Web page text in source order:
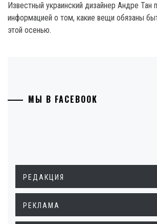
Известный украинский дизайнер Андре Тан
информацией о том, какие вещи обязаны
этой осенью.
МЫ В FACEBOOK
РЕДАКЦИЯ
РЕКЛАМА